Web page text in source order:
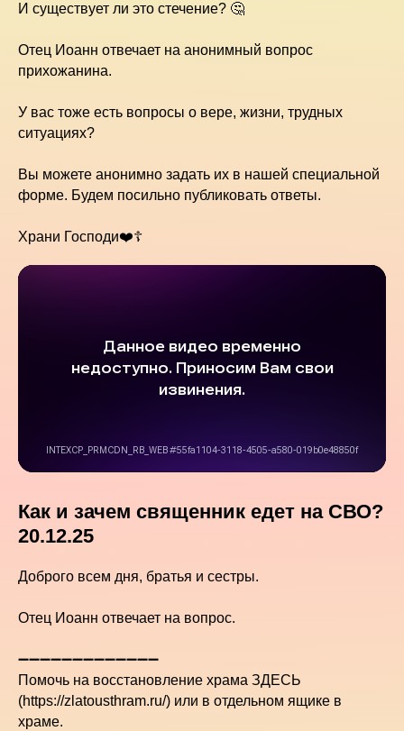
И существует ли это стечение? 🤔
Отец Иоанн отвечает на анонимный вопрос
прихожанина.
У вас тоже есть вопросы о вере, жизни, трудных
ситуациях?
Вы можете анонимно задать их в нашей специальной
форме. Будем посильно публиковать ответы.
Храни Господи❤️☦
Как и зачем священник едет на СВО?
20.12.25
Доброго всем дня, братья и сестры.
Отец Иоанн отвечает на вопрос.
➖➖➖➖➖➖➖➖➖➖➖➖➖
Помочь на восстановление храма ЗДЕСЬ
(https://zlatousthram.ru/) или в отдельном ящике в
храме.